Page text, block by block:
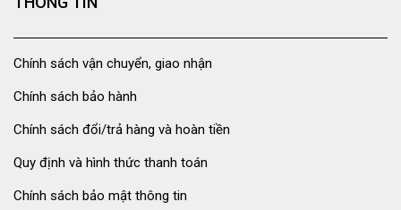
Chính sách vận chuyển, giao nhận
Chính sách bảo hành
Chính sách đổi/trả hàng và hoàn tiền
Quy định và hình thức thanh toán
Chính sách bảo mật thông tin